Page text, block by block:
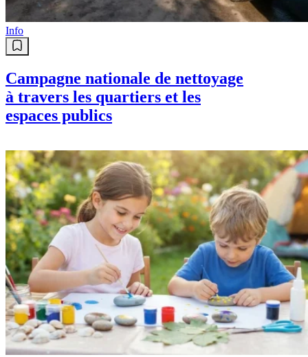
Info
Campagne nationale de nettoyage
à travers les quartiers et les
espaces publics